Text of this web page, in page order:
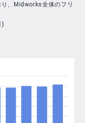
、Midworks全体のフリ
)